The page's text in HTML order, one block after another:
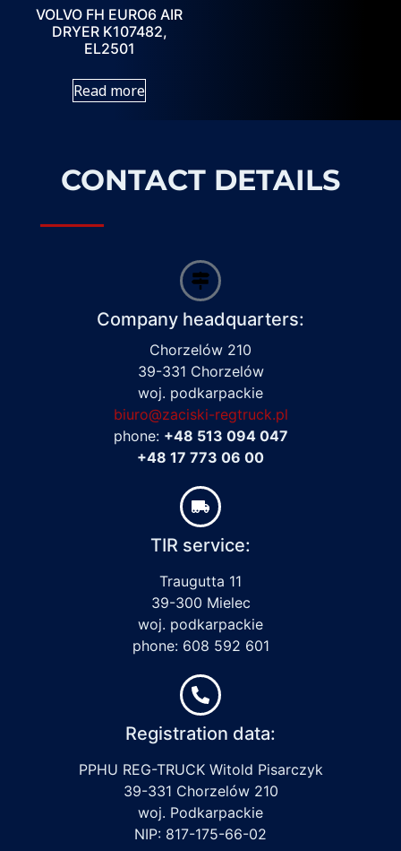
VOLVO FH EURO6 AIR
DRYER K107482,
EL2501
Read more
CONTACT DETAILS
Company headquarters:
Chorzelów 210
39-331 Chorzelów
woj. podkarpackie
biuro@zaciski-regtruck.pl
phone: +48 513 094 047
+48 17 773 06 00
TIR service:
Traugutta 11
39-300 Mielec
woj. podkarpackie
phone: 608 592 601
Registration data:
PPHU REG-TRUCK Witold Pisarczyk
39-331 Chorzelów 210
woj. Podkarpackie
NIP: 817-175-66-02